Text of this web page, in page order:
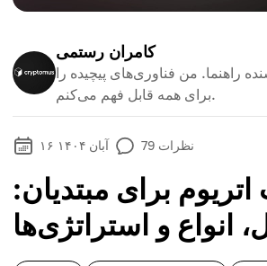
کامران رستمی
راهنما. من فناوری‌های پیچیده را
برای همه قابل فهم می‌کنم.
۱۶ آبان ۱۴۰۴ 79 نظرات
برای مبتدیان:
انواع و استراتژی‌ها